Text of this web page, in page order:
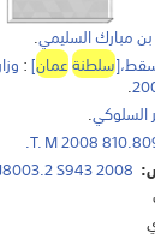
مبارك السليمي.
سلطنةعمان]
:
.
السلوكي.
810.809 T. M
S943 2008